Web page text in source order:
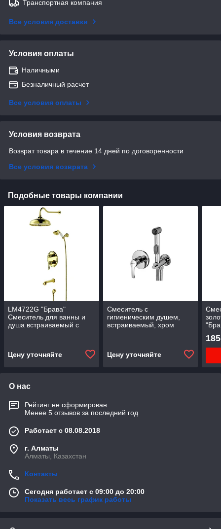
Транспортная компания
Все условия доставки
Условия оплаты
Наличными
Безналичный расчет
Все условия оплаты
Условия возврата
Возврат товара в течение 14 дней по договоренности
Все условия возврата
Подобные товары компании
LM4722G "Брава"
Смеситель для ванны и
душа встраиваемый с
Цену уточняйте
Смеситель с
гигиеническим душем,
встраиваемый, хром
Цену уточняйте
О нас
Рейтинг не сформирован
Менее 5 отзывов за последний год
Работает с 08.08.2018
г. Алматы
Алматы, Казахстан
Контакты
Сегодня работает с 09:00 до 20:00
Показать весь график работы